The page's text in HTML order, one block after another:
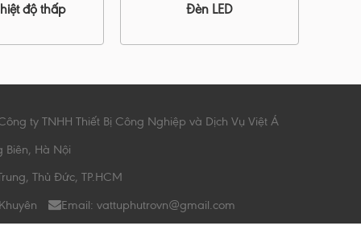
độ thấp Đèn LED
ty TNHH Thiết Bị Công Nghiệp và Dịch Vụ Việt Á
Biên, Hà Nội
Thủ Đức, TP.HCM
Email: vattuphutrovn@gmail.com